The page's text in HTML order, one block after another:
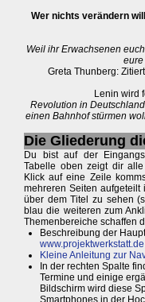
Wer nichts verändern
Weil ihr Erwachsenen
eure
Greta Thunberg:
Lenin wird
Revolution in
einen Bahnhof stürmen
Die Gliederung
Du bist auf der
Tabelle oben zeigt dir
Klick auf eine Zeile
mehreren Seiten aufgeteilt
über dem Titel zu sehen
blau die weiteren zum
Themenbereiche schaffen
Beschreibung der
www.projektwerkstatt.de
Kleine Anleitung zur
In der rechten Spalte
Termine und einige
Bildschirm wird diese
Smartphones in der